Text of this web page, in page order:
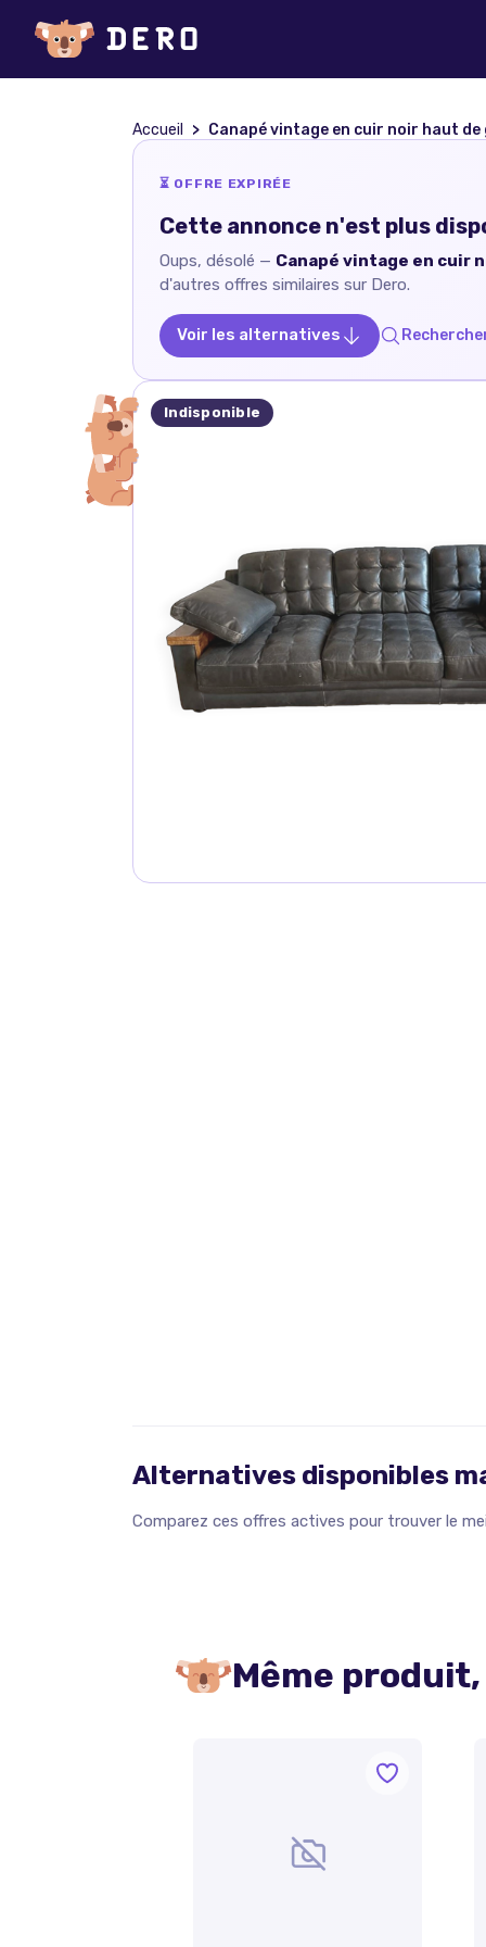
Accueil Canapé vintage en cuir noir haut de
⏳ OFFRE EXPIRÉE
Cette annonce n'est plus
Oups, désolé — Canapé vintage en cuir
d'autres offres similaires sur Dero.
Voir les alternatives
Indisponible
Alternatives disponibles
Comparez ces offres actives pour trouver le
Même